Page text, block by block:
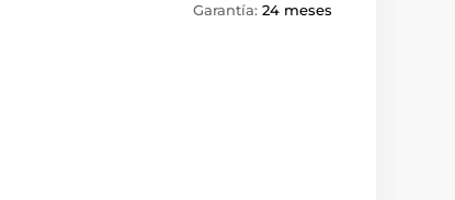
Garantía: 24 meses